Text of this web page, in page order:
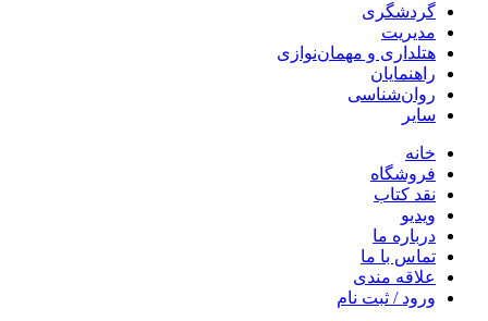
گردشگری
مدیریت
هتلداری و مهمان‌نوازی
راهنمایان
روان‌شناسی
سایر
خانه
فروشگاه
نقد کتاب
ویدیو
درباره‌ ما
تماس با ما
علاقه مندی
ورود / ثبت نام